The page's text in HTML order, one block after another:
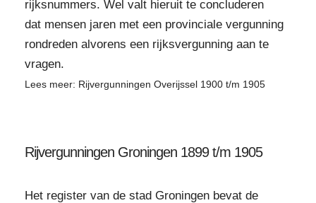
rijksnummers. Wel valt hieruit te concluderen
dat mensen jaren met een provinciale vergunning
rondreden alvorens een rijksvergunning aan te
vragen.
Lees meer: Rijvergunningen Overijssel 1900 t/m 1905
Rijvergunningen Groningen 1899 t/m 1905
Het register van de stad Groningen bevat de